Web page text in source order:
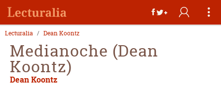
Lecturalia Dean Koontz
Medianoche (Dean
Koontz)
Dean Koontz